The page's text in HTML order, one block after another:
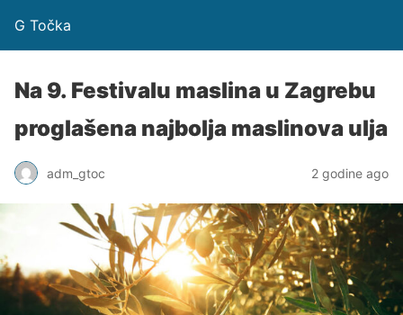
G Točka
Na 9. Festivalu maslina u Zagrebu
proglašena najbolja maslinova ulja
adm_gtoc 2 godine ago